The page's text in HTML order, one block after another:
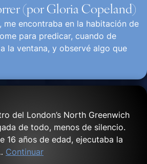
(por Gloria Copeland)
me encontraba en la habitación de
para predicar, cuando de
la ventana, y observé algo que
del London’s North Greenwich
de todo, menos de silencio.
16 años de edad, ejecutaba la
Continuar